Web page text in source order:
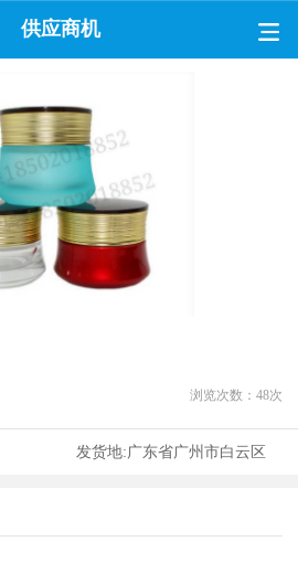
供应商机
浏览次数： 48次
发货地:广东省广州市白云区